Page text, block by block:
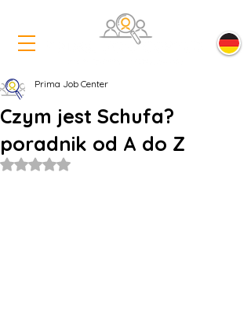
Czym jest Schufa?
poradnik od A do Z
Prima Job Center
Oceniono na NaN z 5 gwiazdek.